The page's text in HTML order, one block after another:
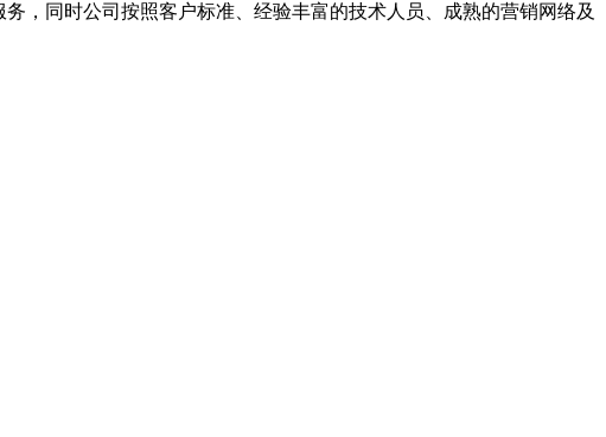
，同时公司按照客户标准、经验丰富的技术人员、成熟的营销网络及